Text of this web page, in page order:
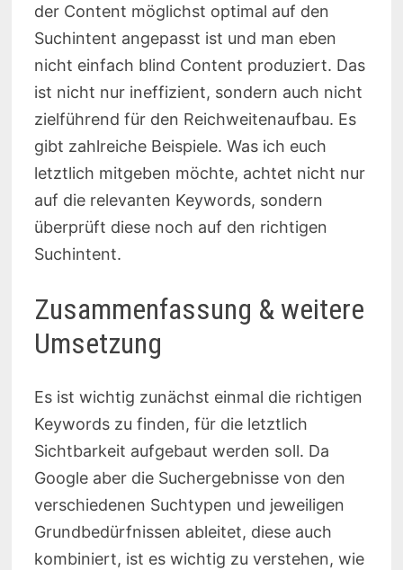
der Content möglichst optimal auf den
Suchintent angepasst ist und man eben
nicht einfach blind Content produziert. Das
ist nicht nur ineffizient, sondern auch nicht
zielführend für den Reichweitenaufbau. Es
gibt zahlreiche Beispiele. Was ich euch
letztlich mitgeben möchte, achtet nicht nur
auf die relevanten Keywords, sondern
überprüft diese noch auf den richtigen
Suchintent.
Zusammenfassung & weitere
Umsetzung
Es ist wichtig zunächst einmal die richtigen
Keywords zu finden, für die letztlich
Sichtbarkeit aufgebaut werden soll. Da
Google aber die Suchergebnisse von den
verschiedenen Suchtypen und jeweiligen
Grundbedürfnissen ableitet, diese auch
kombiniert, ist es wichtig zu verstehen, wie